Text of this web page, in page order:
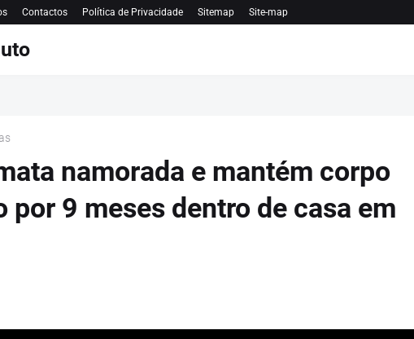
Contactos Política de Privacidade Sitemap Site-map
namorada e mantém corpo
por 9 meses dentro de casa em